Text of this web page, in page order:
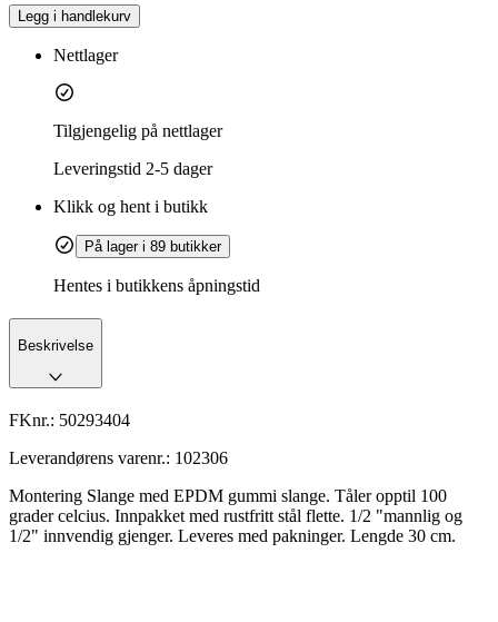
Legg i handlekurv
Nettlager
Tilgjengelig på nettlager
Leveringstid 2-5 dager
Klikk og hent i butikk
På lager i 89 butikker
Hentes i butikkens åpningstid
Beskrivelse
FKnr.: 50293404
Leverandørens varenr.: 102306
Montering Slange med EPDM gummi slange. Tåler opptil 100
grader celcius. Innpakket med rustfritt stål flette. 1/2 "mannlig og
1/2" innvendig gjenger. Leveres med pakninger. Lengde 30 cm.